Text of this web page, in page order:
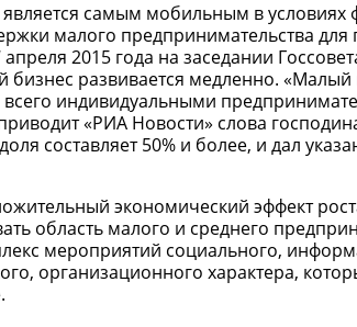
самым мобильным в условиях
малого предпринимательства для
2015 года на заседании
развивается медленно. «Малый
индивидуальными
«РИА Новости» слова
составляет 50% и более, и дал
экономический эффект
область малого и среднего
мероприятий социального,
организационного характера,